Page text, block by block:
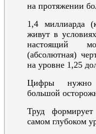
на протяжении
1,4 миллиарда
живут в
настоящий
(абсолютная)
на уровне 1,25
Цифры нужно
большой
Труд
самом глубоком